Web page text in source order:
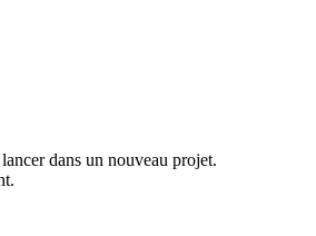
dans un nouveau projet.